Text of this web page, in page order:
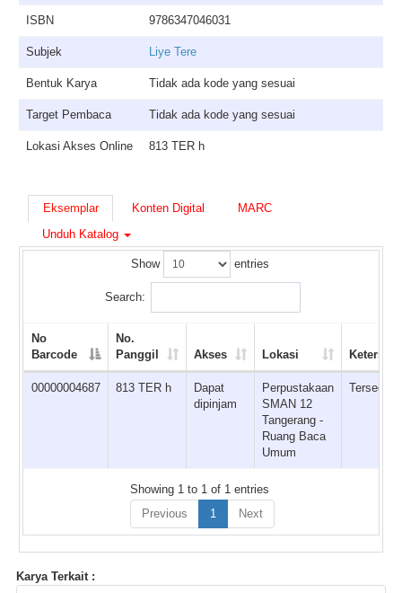
ISBN 9786347046031
Subjek Liye Tere
Bentuk Karya Tidak ada kode yang sesuai
Target Pembaca Tidak ada kode yang sesuai
Lokasi Akses Online 813 TER h
Eksemplar Konten Digital
MARC
Unduh Katalog
Show entries
Search:
No
Barcode
No.
Panggil
Akses Lokasi
00000004687 813 TER h
Dapat
dipinjam
Perpustakaan
SMAN 12
Tangerang -
Ruang Baca
Umum
Tersedia
Showing 1 to 1 of 1 entries
Previous
1 Next
Karya Terkait :